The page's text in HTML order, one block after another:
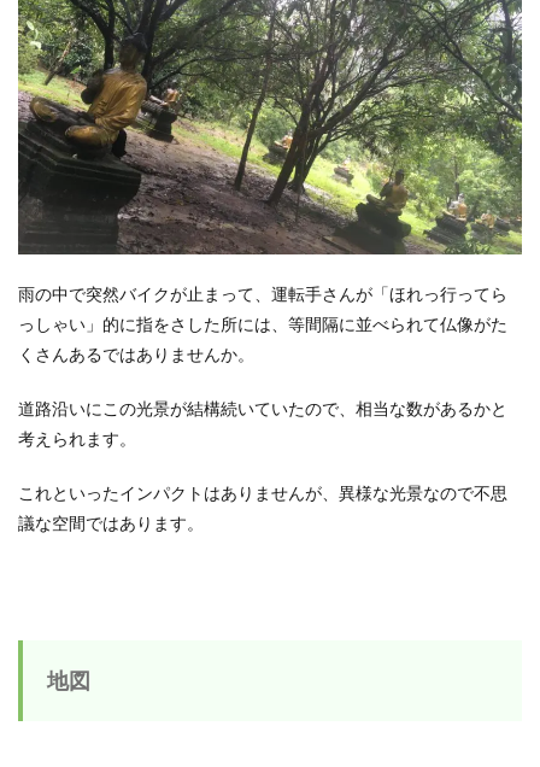
雨の中で突然バイクが止まって、運転手さんが「ほれっ行ってら
っしゃい」的に指をさした所には、等間隔に並べられて仏像がた
くさんあるではありませんか。
道路沿いにこの光景が結構続いていたので、相当な数があるかと
考えられます。
これといったインパクトはありませんが、異様な光景なので不思
議な空間ではあります。
地図